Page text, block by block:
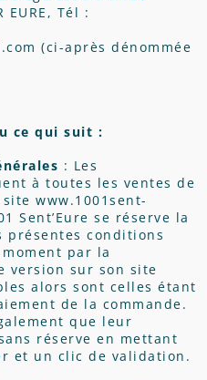
EURE, Tél :
(ci-après dénommée
ce qui suit :
: Les
à toutes les ventes de
www.1001sent-
Sent’Eure se réserve la
conditions
par la
version sur son site
alors sont celles étant
de la commande.
que leur
réserve en mettant
et un clic de validation.